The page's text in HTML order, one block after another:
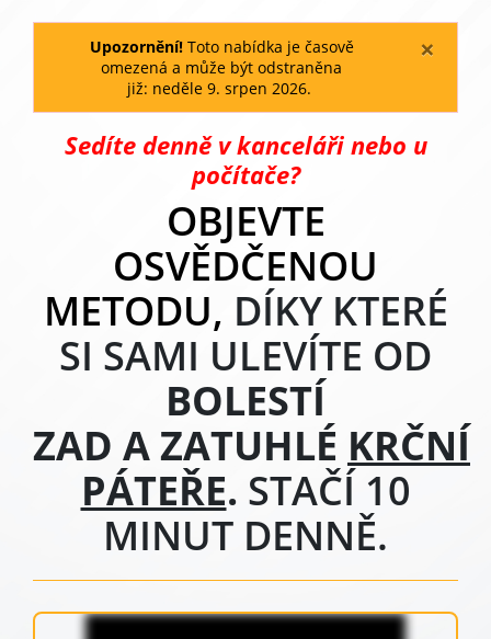
×
Upozornění!Toto nabídka je časově
omezená a může být odstraněna
již: neděle 9. srpen 2026.
Sedíte denně v kanceláři nebo u
počítače?
OBJEVTE
OSVĚDČENOU
METODU, DÍKY KTERÉ
SI SAMI ULEVÍTE OD
BOLESTÍ
ZAD AZATUHLÉ KRČNÍ
PÁTEŘE. STAČÍ 10
MINUT DENNĚ.